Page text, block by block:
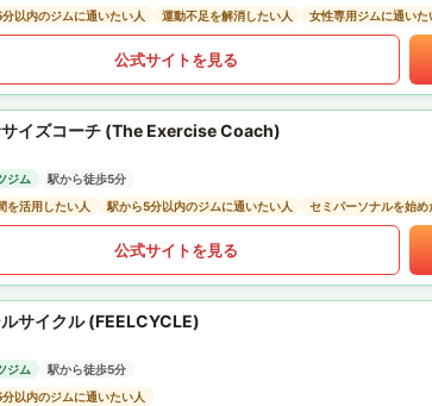
以内のジムに通いたい人
運動不足を解消したい人 女性専用ジムに通いた
公式サイトを見る
サイズコーチ (The Exercise Coach)
ジム
駅から徒歩5分
を活用したい人
駅から5分以内のジムに通いたい人 セミパーソナルを始め
公式サイトを見る
サイクル (FEELCYCLE)
ジム
駅から徒歩5分
以内のジムに通いたい人